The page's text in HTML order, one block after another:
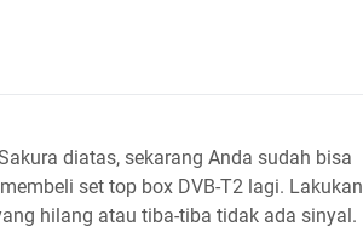
diatas, sekarang Anda sudah bisa
set top box DVB-T2 lagi. Lakukan
hilang atau tiba-tiba tidak ada sinyal.